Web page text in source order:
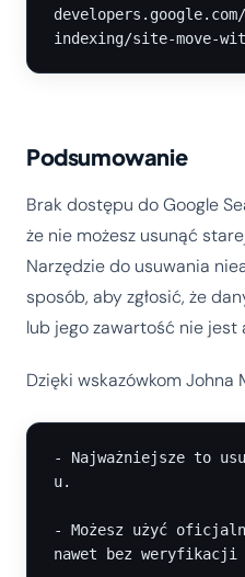
Podsumowanie
Brak dostępu do Google
że nie możesz usunąć
Narzędzie do usuwania
sposób, aby zgłosić, że
lub jego zawartość nie jest
Dzięki wskazówkom Johna
- Najważniejsze to
u.
- Możesz użyć
nawet bez weryfikacji